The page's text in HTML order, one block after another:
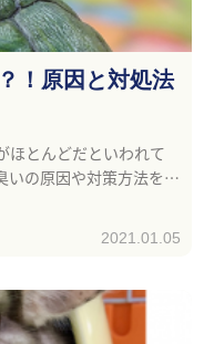
！原因と対処法
ほとんどだといわれて
いの原因や対策方法を詳
2021.01.05